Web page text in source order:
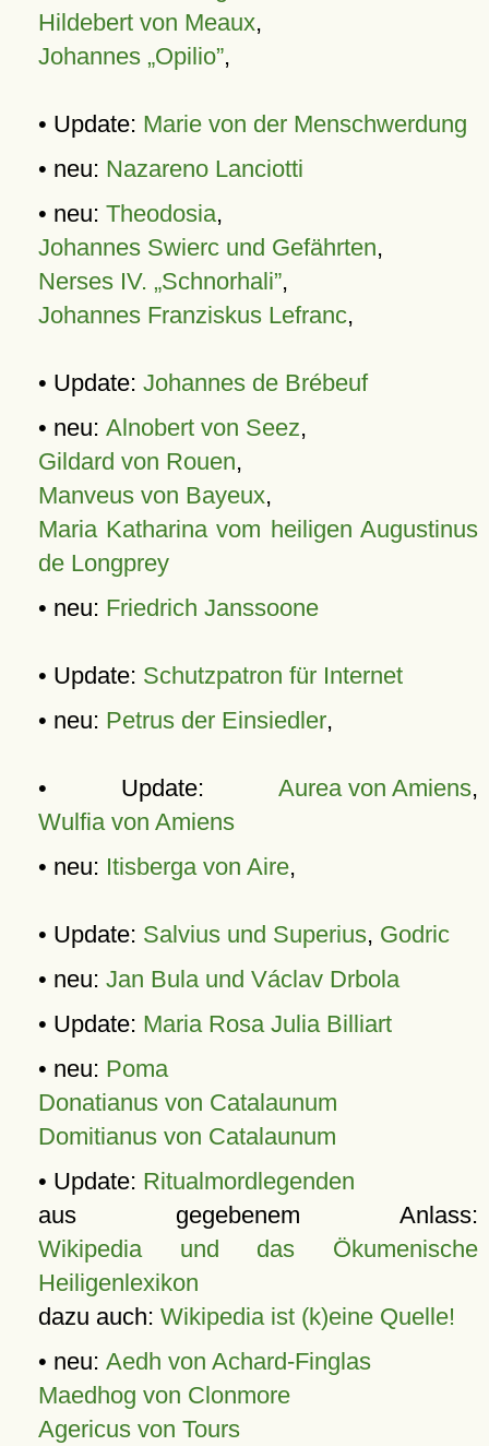
Hildebert von Meaux,
Johannes „Opilio”,
• Update: Marie von der Menschwerdung
• neu: Nazareno Lanciotti
• neu: Theodosia,
Johannes Swierc und Gefährten,
Nerses IV. „Schnorhali”,
Johannes Franziskus Lefranc,
• Update: Johannes de Brébeuf
• neu: Alnobert von Seez,
Gildard von Rouen,
Manveus von Bayeux,
Maria Katharina vom heiligen Augustinus
de Longprey
• neu: Friedrich Janssoone
• Update: Schutzpatron für Internet
• neu: Petrus der Einsiedler,
• Update: Aurea von Amiens,
Wulfia von Amiens
• neu: Itisberga von Aire,
• Update: Salvius und Superius, Godric
• neu: Jan Bula und Václav Drbola
• Update: Maria Rosa Julia Billiart
• neu: Poma
Donatianus von Catalaunum
Domitianus von Catalaunum
• Update: Ritualmordlegenden
aus gegebenem Anlass:
Wikipedia und das Ökumenische
Heiligenlexikon
dazu auch: Wikipedia ist (k)eine Quelle!
• neu: Aedh von Achard-Finglas
Maedhog von Clonmore
Agericus von Tours